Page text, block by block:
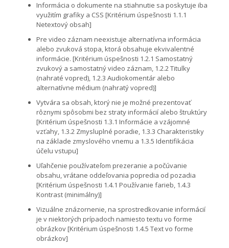
Informácia o dokumente na stiahnutie sa poskytuje iba
využitím grafiky a CSS [Kritérium úspešnosti 1.1.1
Netextový obsah]
Pre video záznam neexistuje alternatívna informácia
alebo zvuková stopa, ktorá obsahuje ekvivalentné
informácie. [Kritérium úspešnosti 1.2.1 Samostatný
zvukový a samostatný video záznam, 1.2.2 Titulky
(nahraté vopred), 1.2.3 Audiokomentár alebo
alternatívne médium (nahratý vopred)]
Vytvára sa obsah, ktorý nie je možné prezentovať
rôznymi spôsobmi bez straty informácií alebo štruktúry
[Kritérium úspešnosti 1.3.1 Informácie a vzájomné
vzťahy, 1.3.2 Zmysluplné poradie, 1.3.3 Charakteristiky
na základe zmyslového vnemu a 1.3.5 Identifikácia
účelu vstupu]
Uľahčenie používateľom prezeranie a počúvanie
obsahu, vrátane oddeľovania popredia od pozadia
[Kritérium úspešnosti 1.4.1 Používanie farieb, 1.4.3
Kontrast (minimálny)]
Vizuálne znázornenie, na sprostredkovanie informácií
je v niektorých prípadoch namiesto textu vo forme
obrázkov [Kritérium úspešnosti 1.4.5 Text vo forme
obrázkov]